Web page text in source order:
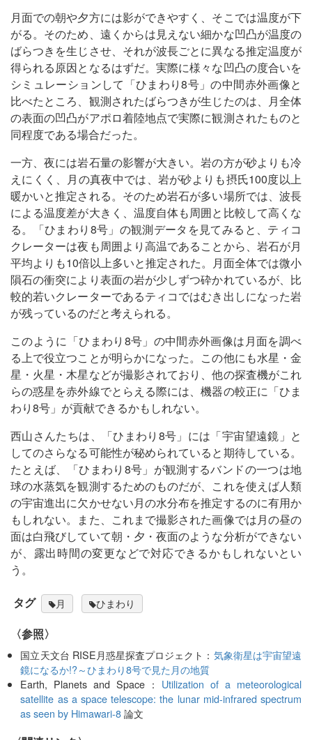
月面での朝や夕方には影ができやすく、そこでは温度が下
がる。そのため、遠くからは見えない細かな凹凸が温度の
ばらつきを生じさせ、それが波長ごとに異なる推定温度が
得られる原因となるはずだ。実際に様々な凹凸の度合いを
シミュレーションして「ひまわり8号」の中間赤外画像と
比べたところ、観測されたばらつきが生じたのは、月全体
の表面の凹凸がアポロ着陸地点で実際に観測されたものと
同程度である場合だった。
一方、夜には岩石量の影響が大きい。岩の方が砂よりも冷
えにくく、月の真夜中では、岩が砂よりも摂氏100度以上
暖かいと推定される。そのため岩石が多い場所では、波長
による温度差が大きく、温度自体も周囲と比較して高くな
る。「ひまわり8号」の観測データを見てみると、ティコ
クレーターは夜も周囲より高温であることから、岩石が月
平均よりも10倍以上多いと推定された。月面全体では微小
隕石の衝突により表面の岩が少しずつ砕かれているが、比
較的若いクレーターであるティコではむき出しになった岩
が残っているのだと考えられる。
このように「ひまわり8号」の中間赤外画像は月面を調べ
る上で役立つことが明らかになった。この他にも水星・金
星・火星・木星などが撮影されており、他の探査機がこれ
らの惑星を赤外線でとらえる際には、機器の較正に「ひま
わり8号」が貢献できるかもしれない。
西山さんたちは、「ひまわり8号」には「宇宙望遠鏡」と
してのさらなる可能性が秘められていると期待している。
たとえば、「ひまわり8号」が観測するバンドの一つは地
球の水蒸気を観測するためのものだが、これを使えば人類
の宇宙進出に欠かせない月の水分布を推定するのに有用か
もしれない。また、これまで撮影された画像では月の昼の
面は白飛びしていて朝・夕・夜面のような分析ができない
が、露出時間の変更などで対応できるかもしれないとい
う。
タグ 月 ひまわり
〈参照〉
国立天文台 RISE月惑星探査プロジェクト： 気象衛星は宇宙望遠
鏡になるか!?～ひまわり8号で見た月の地質
Earth, Planets and Space： Utilization of a meteorological
satellite as a space telescope: the lunar mid-infrared spectrum
as seen by Himawari-8論文